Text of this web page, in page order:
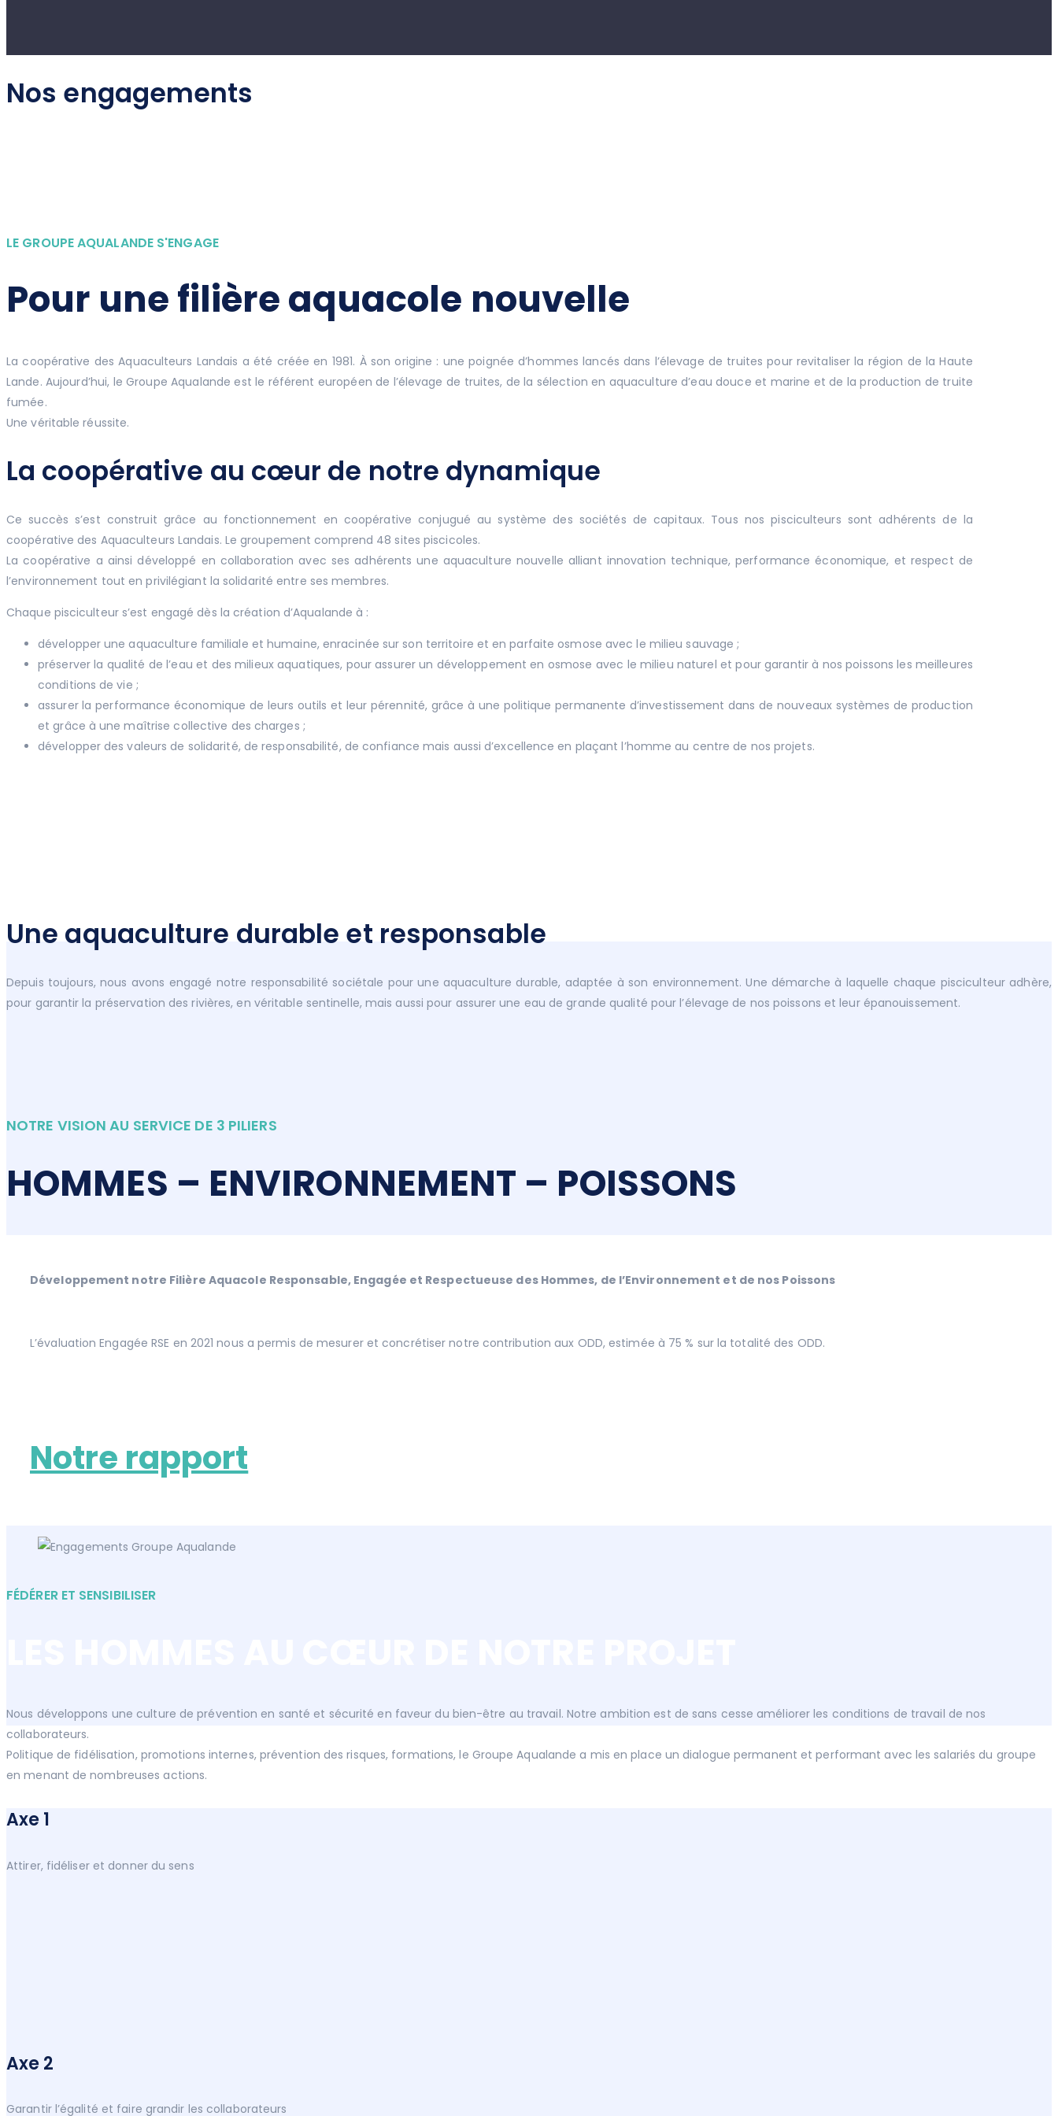
Nos engagements
LE GROUPE AQUALANDE S'ENGAGE
Pour une filière aquacole nouvelle
La coopérative des Aquaculteurs Landais a été créée en 1981. À son origine : une poignée d’hommes lancés dans l’élevage de truites pour revitaliser la région de la Haute
Lande. Aujourd’hui, le Groupe Aqualande est le référent européen de l’élevage de truites, de la sélection en aquaculture d’eau douce et marine et de la production de truite
fumée.
Une véritable réussite.
La coopérative au cœur de notre dynamique
Ce succès s’est construit grâce au fonctionnement en coopérative conjugué au système des sociétés de capitaux. Tous nos pisciculteurs sont adhérents de la
coopérative des Aquaculteurs Landais. Le groupement comprend 48 sites piscicoles.
La coopérative a ainsi développé en collaboration avec ses adhérents une aquaculture nouvelle alliant innovation technique, performance économique, et respect de
l’environnement tout en privilégiant la solidarité entre ses membres.
Chaque pisciculteur s’est engagé dès la création d’Aqualande à :
développer une aquaculture familiale et humaine, enracinée sur son territoire et en parfaite osmose avec le milieu sauvage ;
préserver la qualité de l’eau et des milieux aquatiques, pour assurer un développement en osmose avec le milieu naturel et pour garantir à nos poissons les meilleures
conditions de vie ;
assurer la performance économique de leurs outils et leur pérennité, grâce à une politique permanente d’investissement dans de nouveaux systèmes de production
et grâce à une maîtrise collective des charges ;
développer des valeurs de solidarité, de responsabilité, de confiance mais aussi d’excellence en plaçant l’homme au centre de nos projets.
Une aquaculture durable et responsable
Depuis toujours, nous avons engagé notre responsabilité sociétale pour une aquaculture durable, adaptée à son environnement. Une démarche à laquelle chaque pisciculteur adhère,
pour garantir la préservation des rivières, en véritable sentinelle, mais aussi pour assurer une eau de grande qualité pour l’élevage de nos poissons et leur épanouissement.
NOTRE VISION AU SERVICE DE 3 PILIERS
HOMMES – ENVIRONNEMENT – POISSONS
Développement notre Filière Aquacole Responsable, Engagée et Respectueuse des Hommes, de l’Environnement et de nos Poissons
L’évaluation Engagée RSE en 2021 nous a permis de mesurer et concrétiser notre contribution aux ODD, estimée à 75 % sur la totalité des ODD.
Notre rapport
FÉDÉRER ET SENSIBILISER
Nous développons une culture de prévention en santé et sécurité en faveur du bien-être au travail. Notre ambition est de sans cesse améliorer les conditions de travail de nos
collaborateurs.
Politique de fidélisation, promotions internes, prévention des risques, formations, le Groupe Aqualande a mis en place un dialogue permanent et performant avec les salariés du groupe
en menant de nombreuses actions.
Axe 1
Attirer, fidéliser et donner du sens
Axe 2
Garantir l’égalité et faire grandir les collaborateurs